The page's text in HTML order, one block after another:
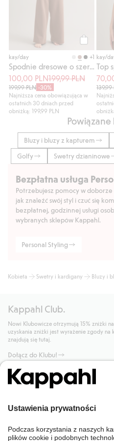
kay/day +1
100,00 PLN199,99 PLN
199,99 PLN -30%
Najniższa cena obowiązująca w
ostatnich 30 dniach przed
obniżką: 199,99 PLN
kay/
139,99
Bluzy i bluzy z kapturem
Golfy
Swetry dzianinowe
Bezpłatna usługa
Potrzebujesz pomocy w doborze
jak znaleźć swój styl i czuć się
bezpłatnej, godzinnej usługi
wybranych sklepów Kappahl.
Personal Styling
Kobieta Swetry i kardigany Bluzy i
Kappahl Club.
Nowi Klubowicze otrzymują 15% zniżki
uzyskania zniżki jest wyrażenie zgody na
znajdują się tutaj.
Dołącz do Klubu!